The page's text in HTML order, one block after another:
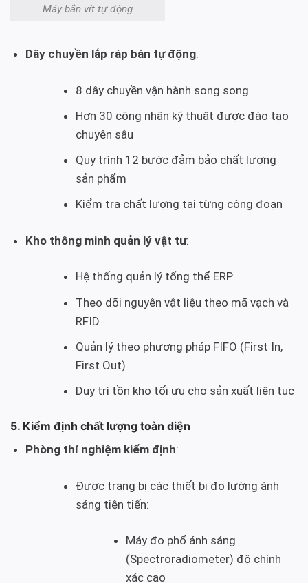
Máy bắn vít tự động
Dây chuyền lắp ráp bán tự động:
8 dây chuyền vận hành song song
Hơn 30 công nhân kỹ thuật được đào tạo
chuyên sâu
Quy trình 12 bước đảm bảo chất lượng
sản phẩm
Kiểm tra chất lượng tại từng công đoạn
Kho thông minh quản lý vật tư:
Hệ thống quản lý tổng thể ERP
Theo dõi nguyên vật liệu theo mã vạch và
RFID
Quản lý theo phương pháp FIFO (First In,
First Out)
Duy trì tồn kho tối ưu cho sản xuất liên tục
5. Kiểm định chất lượng toàn diện
Phòng thí nghiệm kiểm định:
Được trang bị các thiết bị đo lường ánh
sáng tiên tiến:
Máy đo phổ ánh sáng
(Spectroradiometer) độ chính
xác cao